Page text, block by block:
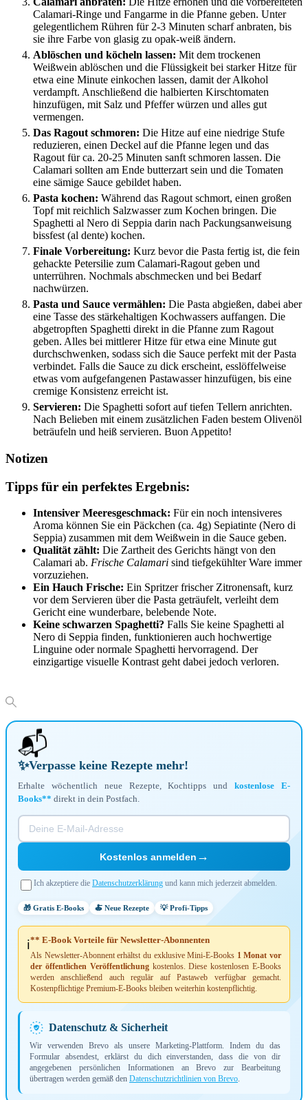
Calamari-Ringe und Fangarme in die Pfanne geben. Unter
gelegentlichem Rühren für 2-3 Minuten scharf anbraten, bis
sie ihre Farbe von glasig zu opak-weiß ändern.
Ablöschen und köcheln lassen: Mit dem trockenen
Weißwein ablöschen und die Flüssigkeit bei starker Hitze für
etwa eine Minute einkochen lassen, damit der Alkohol
verdampft. Anschließend die halbierten Kirschtomaten
hinzufügen, mit Salz und Pfeffer würzen und alles gut
vermengen.
Das Ragout schmoren: Die Hitze auf eine niedrige Stufe
reduzieren, einen Deckel auf die Pfanne legen und das
Ragout für ca. 20-25 Minuten sanft schmoren lassen. Die
Calamari sollten am Ende butterzart sein und die Tomaten
eine sämige Sauce gebildet haben.
Pasta kochen: Während das Ragout schmort, einen großen
Topf mit reichlich Salzwasser zum Kochen bringen. Die
Spaghetti al Nero di Seppia darin nach Packungsanweisung
bissfest (al dente) kochen.
Finale Vorbereitung: Kurz bevor die Pasta fertig ist, die fein
gehackte Petersilie zum Calamari-Ragout geben und
unterrühren. Nochmals abschmecken und bei Bedarf
nachwürzen.
Pasta und Sauce vermählen: Die Pasta abgießen, dabei aber
eine Tasse des stärkehaltigen Kochwassers auffangen. Die
abgetropften Spaghetti direkt in die Pfanne zum Ragout
geben. Alles bei mittlerer Hitze für etwa eine Minute gut
durchschwenken, sodass sich die Sauce perfekt mit der Pasta
verbindet. Falls die Sauce zu dick erscheint, esslöffelweise
etwas vom aufgefangenen Pastawasser hinzufügen, bis eine
cremige Konsistenz erreicht ist.
Servieren: Die Spaghetti sofort auf tiefen Tellern anrichten.
Nach Belieben mit einem zusätzlichen Faden bestem Olivenöl
beträufeln und heiß servieren. Buon Appetito!
Notizen
Tipps für ein perfektes Ergebnis:
Intensiver Meeresgeschmack: Für ein noch intensiveres
Aroma können Sie ein Päckchen (ca. 4g) Sepiatinte (Nero di
Seppia) zusammen mit dem Weißwein in die Sauce geben.
Qualität zählt: Die Zartheit des Gerichts hängt von den
Calamari ab. Frische Calamari sind tiefgekühlter Ware immer
vorzuziehen.
Ein Hauch Frische: Ein Spritzer frischer Zitronensaft, kurz
vor dem Servieren über die Pasta geträufelt, verleiht dem
Gericht eine wunderbare, belebende Note.
Keine schwarzen Spaghetti? Falls Sie keine Spaghetti al
Nero di Seppia finden, funktionieren auch hochwertige
Linguine oder normale Spaghetti hervorragend. Der
einzigartige visuelle Kontrast geht dabei jedoch verloren.
📬
✨Verpasse keine Rezepte mehr!
Erhalte wöchentlich neue Rezepte, Kochtipps undkostenlose E-
Books** direkt in dein Postfach.
Kostenlos anmelden →
Ich akzeptiere die Datenschutzerklärung und kann mich jederzeit abmelden.
🎁 Gratis E-Books 🍝 Neue Rezepte 💡 Profi-Tipps
ℹ️** E-Book Vorteile für Newsletter-Abonnenten
Als Newsletter-Abonnent erhältst du exklusive Mini-E-Books 1 Monat vor
der öffentlichen Veröffentlichungkostenlos. Diese kostenlosen E-Books
werden anschließend auch regulär auf Pastaweb verfügbar gemacht.
Kostenpflichtige Premium-E-Books bleiben weiterhin kostenpflichtig.
Datenschutz & Sicherheit
Wir verwenden Brevo als unsere Marketing-Plattform. Indem du das
Formular absendest, erklärst du dich einverstanden, dass die von dir
angegebenen persönlichen Informationen an Brevo zur Bearbeitung
übertragen werden gemäß den Datenschutzrichtlinien von Brevo.